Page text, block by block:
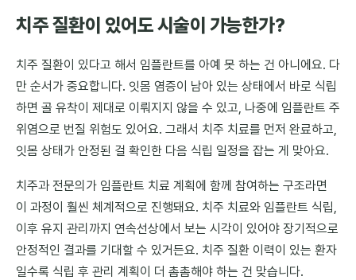
치주 질환이 있어도 시술이 가능한가?
치주 질환이 있다고 해서 임플란트를 아예 못 하는 건 아니에요. 다
만 순서가 중요합니다. 잇몸 염증이 남아 있는 상태에서 바로 식립
하면 골 유착이 제대로 이뤄지지 않을 수 있고, 나중에 임플란트 주
위염으로 번질 위험도 있어요. 그래서 치주 치료를 먼저 완료하고,
잇몸 상태가 안정된 걸 확인한 다음 식립 일정을 잡는 게 맞아요.
치주과 전문의가 임플란트 치료 계획에 함께 참여하는 구조라면
이 과정이 훨씬 체계적으로 진행돼요. 치주 치료와 임플란트 식립,
이후 유지 관리까지 연속선상에서 보는 시각이 있어야 장기적으로
안정적인 결과를 기대할 수 있거든요. 치주 질환 이력이 있는 환자
일수록 식립 후 관리 계획이 더 촘촘해야 하는 건 맞습니다.